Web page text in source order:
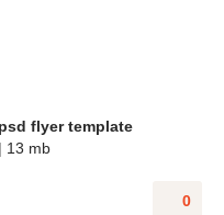
flyer template
13 mb
0